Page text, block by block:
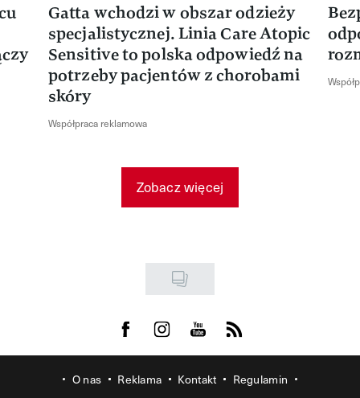
Gatta wchodzi w obszar odzieży
specjalistycznej. Linia Care Atopic
Sensitive to polska odpowiedź na
potrzeby pacjentów z chorobami
skóry
Współpraca reklamowa
Zobacz więcej
Visit us on Facebook
Visit us on Instagram
Visit us on Youtube
Visit us on Rss
O nas Reklama Kontakt
Regulamin